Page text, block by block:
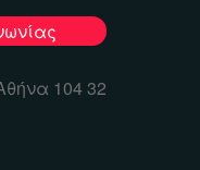
104 32